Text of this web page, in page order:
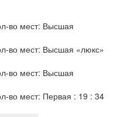
во мест: Высшая
во мест: Высшая «люкс»
во мест: Высшая
во мест: Первая : 19 : 34